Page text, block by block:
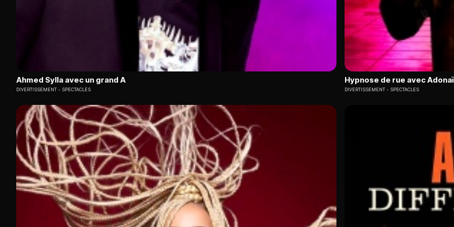
Ahmed Sylla avec un grand A
DIVERTISSEMENT SPECTACLES
Hypnose de rue avec
DIVERTISSEMENT SPECTACLES